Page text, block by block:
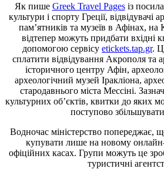
Як пише Greek Travel Pagesіз
культури і спорту Греції, відвідувачі
пам’ятників та музеїв в Афінах, на
відтепер можуть придбати вхідні
допомогою сервісу etickets.tap.gr.
сплатити відвідування Акрополя та
історичного центру Афін,
археологічний музей Іракліона,
стародавнього міста Мессіні.
культурних об’єктів, квитки до яких
поступово
Водночас міністерство попереджає,
купувати лише на новому
офіційних касах. Групи можуть це
туристичні